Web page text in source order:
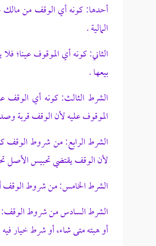
أحدها: كونه أي الوقف من مالك
المالية .
الثاني: كونه أي الموقوف عينا؛
بيعها .
الشرط الثالث: كونه أي الوقف
الموقوف عليه لأن الوقف قربة
الشرط الرابع: من شروط الوقف
لأن الوقف يقتضي تحبيس الأصل
الشرط الخامس: من شروط الوقف
الشرط السادس من شروط الوقف:
أو هبته متى شاء، أو شرط خيار